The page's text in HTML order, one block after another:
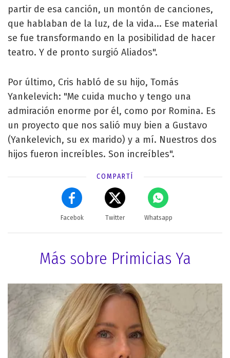
partir de esa canción, un montón de canciones,
que hablaban de la luz, de la vida... Ese material
se fue transformando en la posibilidad de hacer
teatro. Y de pronto surgió Aliados".
Por último, Cris habló de su hijo, Tomás
Yankelevich: "Me cuida mucho y tengo una
admiración enorme por él, como por Romina. Es
un proyecto que nos salió muy bien a Gustavo
(Yankelevich, su ex marido) y a mí. Nuestros dos
hijos fueron increíbles. Son increíbles".
COMPARTÍ
Facebok Twitter Whatsapp
Más sobre Primicias Ya